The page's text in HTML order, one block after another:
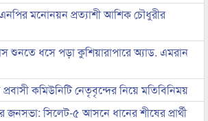
মনোনয়ন প্রত্যাশী আশিক চৌধুরীর
শুনতে ধসে পড়া কুশিয়ারাপারে অ্যাড. এমরান
প্রবাসী কমিউনিটি নেতৃবৃন্দের নিয়ে মতিবিনিময়
জনসভা: সিলেট-৫ আসনে ধানের শীষের প্রার্থী